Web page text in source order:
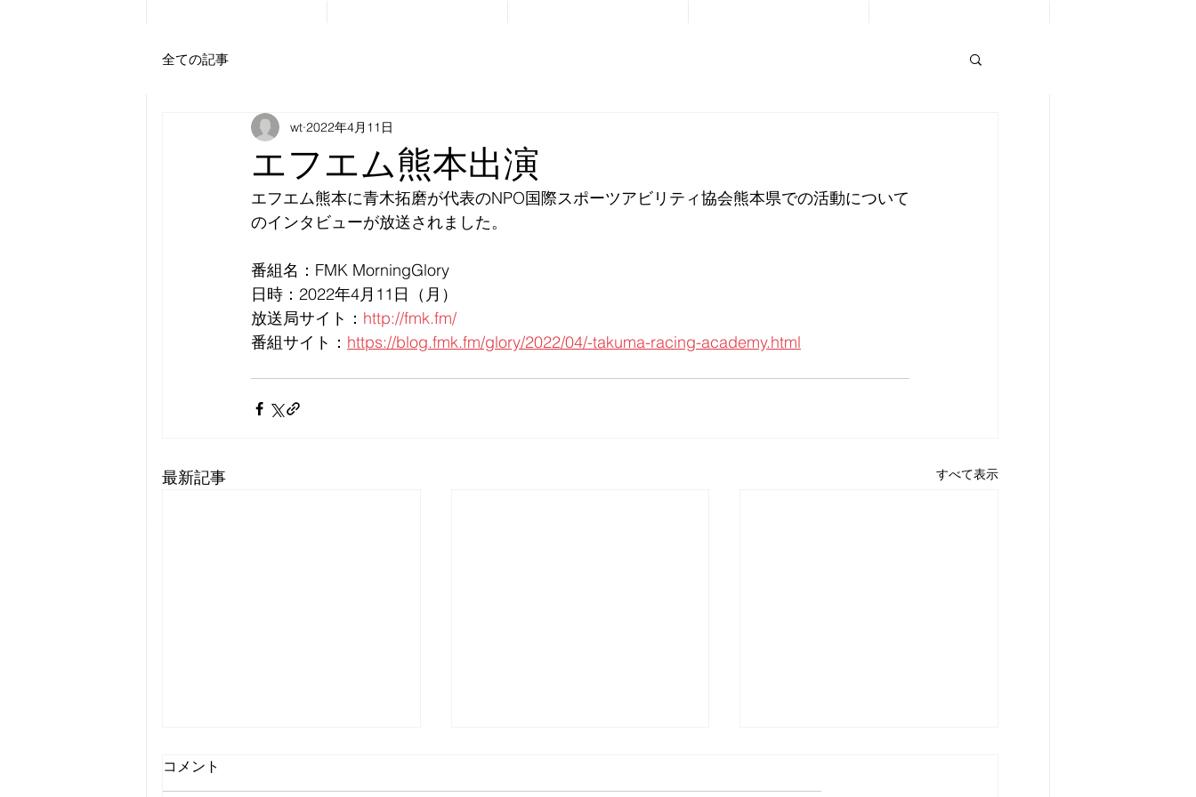
SPORTS MARKETING
CONSULTANCY
全ての記事
エフエム熊本出演
wt 2022年4月11日
エフエム熊本に青木拓磨が代表のNPO国際スポーツアビリティ協会熊本県での活動について
のインタビューが放送されました。
番組名：FMK MorningGlory
日時：2022年4月11日（月）
放送局サイト： http://fmk.fm/
番組サイト： https://blog.fmk.fm/glory/2022/04/-takuma-racing-academy.html
最新記事 すべて表示
コメント